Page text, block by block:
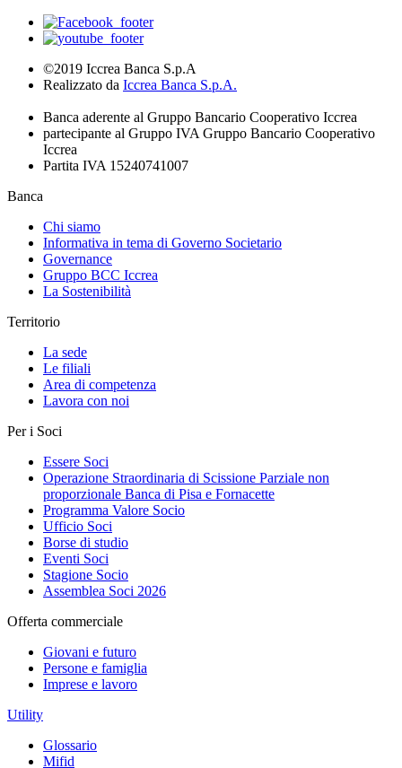
©2019 Iccrea Banca S.p.A
Realizzato da Iccrea Banca S.p.A.
Banca aderente al Gruppo Bancario Cooperativo Iccrea
partecipante al Gruppo IVA Gruppo Bancario Cooperativo
Iccrea
Partita IVA 15240741007
Banca
Chi siamo
Informativa in tema di Governo Societario
Governance
Gruppo BCC Iccrea
La Sostenibilità
Territorio
La sede
Le filiali
Area di competenza
Lavora con noi
Per i Soci
Essere Soci
Operazione Straordinaria di Scissione Parziale non
proporzionale Banca di Pisa e Fornacette
Programma Valore Socio
Ufficio Soci
Borse di studio
Eventi Soci
Stagione Socio
Assemblea Soci 2026
Offerta commerciale
Giovani e futuro
Persone e famiglia
Imprese e lavoro
Utility
Glossario
Mifid